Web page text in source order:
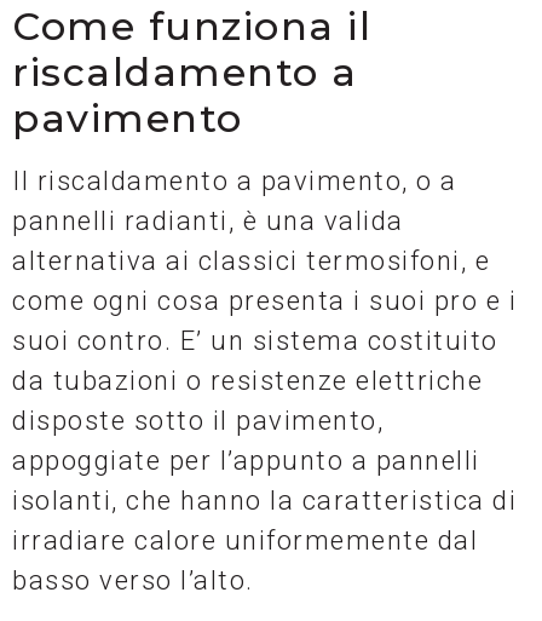
Come funziona il
riscaldamento a
pavimento
Il riscaldamento a pavimento, o a
pannelli radianti, è una valida
alternativa ai classici termosifoni, e
come ogni cosa presenta i suoi pro e i
suoi contro. E’ un sistema costituito
da tubazioni o resistenze elettriche
disposte sotto il pavimento,
appoggiate per l’appunto a pannelli
isolanti, che hanno la caratteristica di
irradiare calore uniformemente dal
basso verso l’alto.